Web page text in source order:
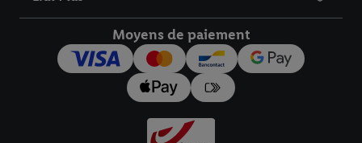
Moyens de paiement
droit de révoquer votre consentement à tout moment avec effet
pour l’avenir dans notre
déclaration relative à la protection des
données.Vous trouverez les impressions ici.